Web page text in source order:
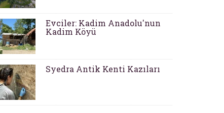
Evciler: Kadim Anadolu'nun
Kadim Köyü
Syedra Antik Kenti Kazıları